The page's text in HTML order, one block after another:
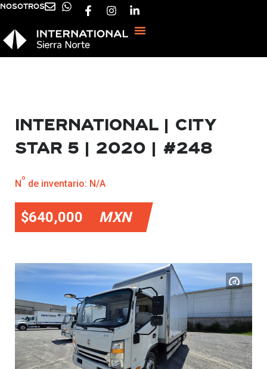
NOSOTROS
International | City
Star 5 | 2020 | #248
N
o
de inventario: N/A
$640,000